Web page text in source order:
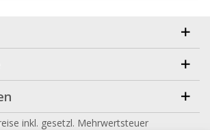
inkl. gesetzl. Mehrwertsteuer